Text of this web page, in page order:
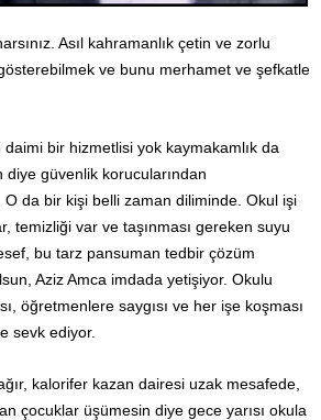
Asıl kahramanlık çetin ve zorlu
ve bunu merhamet ve şefkatle
bir hizmetlisi yok kaymakamlık da
diye güvenlik korucularından
O da bir kişi belli zaman diliminde. Okul işi
temizliği var ve taşınması gereken suyu
bu tarz pansuman tedbir çözüm
Aziz Amca imdada yetişiyor. Okulu
öğretmenlere saygısı ve her işe koşması
sevk ediyor.
kalorifer kazan dairesi uzak mesafede,
çocuklar üşümesin diye gece yarısı okula